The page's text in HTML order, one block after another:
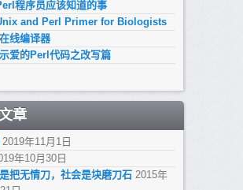
程序员应该知道的事
and Perl Primer for Biologists
线编译器
爱的Perl代码之改写篇
章
2019年11月1日
年10月30日
把无情刀，社会是块磨刀石 2015年